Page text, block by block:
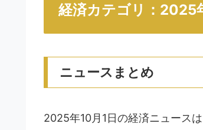
経済カテゴリ：2025
ニュースまとめ
2025年10月1日の経済ニュース